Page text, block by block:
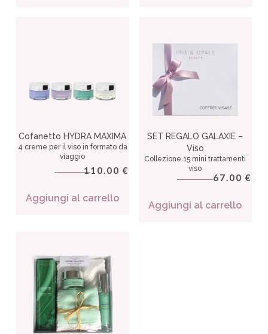
Cofanetto HYDRA MAXIMA
4 creme per il viso in formato da
viaggio
110.00 €
Aggiungi al carrello
SET REGALO GALAXIE –
Viso
Collezione 15 mini trattamenti
viso
67.00 €
Aggiungi al carrello